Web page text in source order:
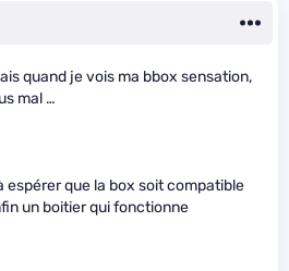
quand je vois ma bbox sensation,
mal …
espérer que la box soit compatible
un boitier qui fonctionne